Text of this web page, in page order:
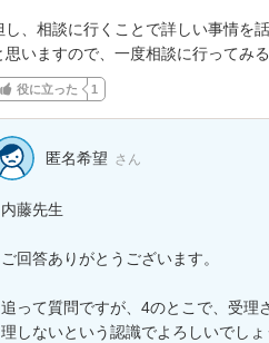
し、相談に行くことで詳しい事情を
思いますので、一度相談に行ってみ
役に立った 1
匿名希望 さん
内藤先生
ご回答ありがとうございます。
追って質問ですが、4のとこで、受理
理しないという認識でよろしいでしょ